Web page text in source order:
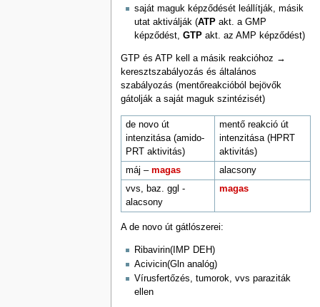
saját maguk képződését leállítják, másik
utat aktiválják (ATPakt. a GMP
képződést, GTPakt. az AMP képződést)
GTP és ATP kell a másik reakcióhoz →
keresztszabályozás és általános
szabályozás (mentőreakcióból bejövők
gátolják a saját maguk szintézisét)
de novo út
intenzitása (amido-
PRT aktivitás)
mentő reakció út
intenzitása (HPRT
aktivitás)
máj – magas
alacsony
vvs, baz. ggl -
alacsony
magas
A de novo út gátlószerei:
Ribavirin(IMP DEH)
Acivicin(Gln analóg)
Vírusfertőzés, tumorok, vvs paraziták
ellen